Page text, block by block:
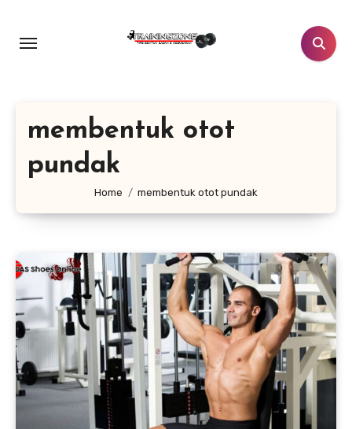
konten
membentuk otot
pundak
Home membentuk otot pundak